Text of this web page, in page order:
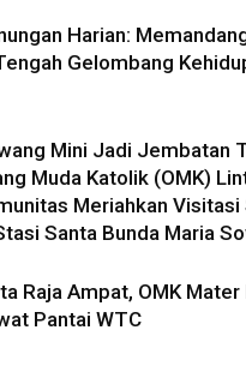
Harian:
Gelombang
Mini Jadi Jembatan
Muda Katolik (OMK)
Meriahkan Visitasi
Santa Bunda Maria
Raja Ampat, OMK Mater
Pantai WTC